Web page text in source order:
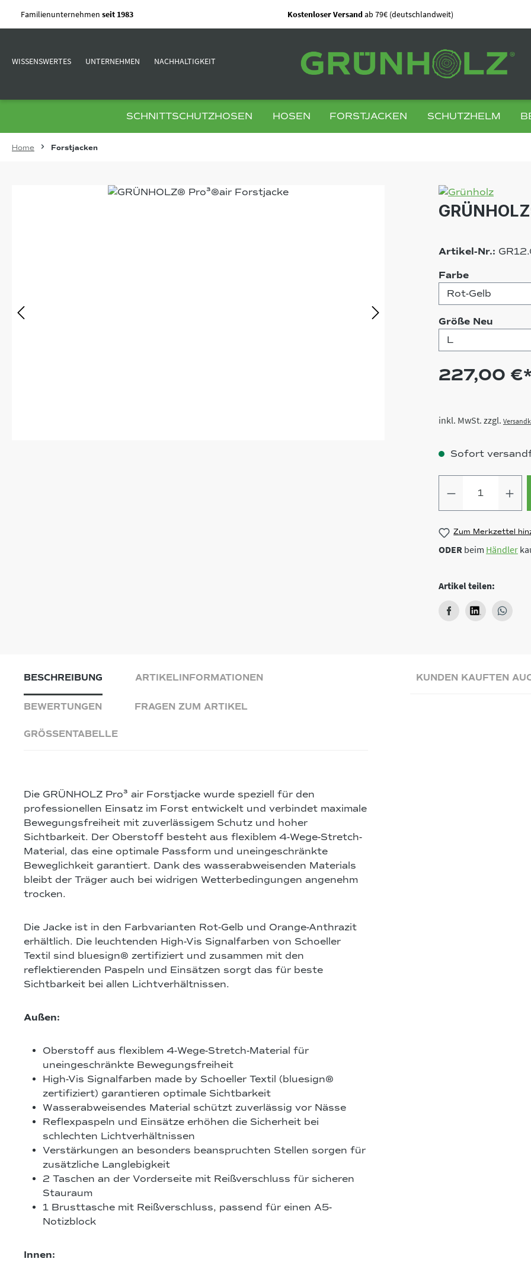
Hauptinhalt springen
Zur Suche springen
Zur Hauptnavigation springen
Familienunternehmen seit 1983 Kostenloser Versandab 79€ (deutschlandweit)
WISSENSWERTES UNTERNEHMEN NACHHALTIGKEIT
SCHNITTSCHUTZHOSEN HOSEN FORSTJACKEN SCHUTZHELM
Home Forstjacken
Bildergalerie überspringen
Artikel-Nr.:
Farbeauswählen
Größe Neu
227,00
inkl. MwSt. zzgl.
Sofort
Produkt
Zum Merkzettel
ODER beim Händler
Artikel teilen:
BESCHREIBUNG ARTIKELINFORMATIONEN
BEWERTUNGEN FRAGEN ZUM ARTIKEL
GRÖSSENTABELLE
Die GRÜNHOLZ Pro³ air Forstjacke wurde speziell für den
professionellen Einsatz im Forst entwickelt und verbindet maximale
Bewegungsfreiheit mit zuverlässigem Schutz und hoher
Sichtbarkeit. Der Oberstoff besteht aus flexiblem 4-Wege-Stretch-
Material, das eine optimale Passform und uneingeschränkte
Beweglichkeit garantiert. Dank des wasserabweisenden Materials
bleibt der Träger auch bei widrigen Wetterbedingungen angenehm
trocken.
Die Jacke ist in den Farbvarianten Rot-Gelb und Orange-Anthrazit
erhältlich. Die leuchtenden High-Vis Signalfarben von Schoeller
Textil sind bluesign® zertifiziert und zusammen mit den
reflektierenden Paspeln und Einsätzen sorgt das für beste
Sichtbarkeit bei allen Lichtverhältnissen.
Außen:
Oberstoff aus flexiblem 4-Wege-Stretch-Material für
uneingeschränkte Bewegungsfreiheit
High-Vis Signalfarben made by Schoeller Textil (bluesign®
zertifiziert) garantieren optimale Sichtbarkeit
Wasserabweisendes Material schützt zuverlässig vor Nässe
Reflexpaspeln und Einsätze erhöhen die Sicherheit bei
schlechten Lichtverhältnissen
Verstärkungen an besonders beanspruchten Stellen sorgen für
zusätzliche Langlebigkeit
2 Taschen an der Vorderseite mit Reißverschluss für sicheren
Stauraum
1 Brusttasche mit Reißverschluss, passend für einen A5-
Notizblock
Innen:
KUNDEN KAUFTEN